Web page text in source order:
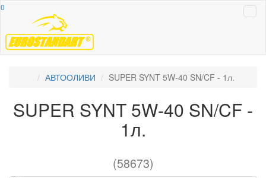
0
АВТООЛИВИ SUPER SYNT 5W-40 SN/CF - 1л.
SUPER SYNT 5W-40 SN/CF -
1л.
(58673)